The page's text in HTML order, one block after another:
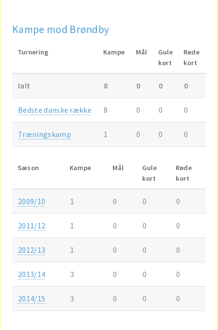
Kampe mod Brøndby
Turnering Kampe Mål
Gule
kort
Røde
kort
Ialt 8 0 0 0
Bedste danske række 8 0 0 0
Træningskamp 1 0 0 0
Sæson Kampe Mål
Gule
kort
Røde
kort
2009/10 1 0 0 0
2011/12 1 0 0 0
2012/13 1 0 0 0
2013/14 3 0 0 0
2014/15 3 0 0 0